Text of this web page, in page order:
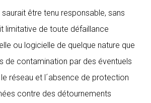
saurait être tenu responsable, sans
limitative de toute défaillance
ou logicielle de quelque nature que
de contamination par des éventuels
réseau et l´absence de protection
contre des détournements